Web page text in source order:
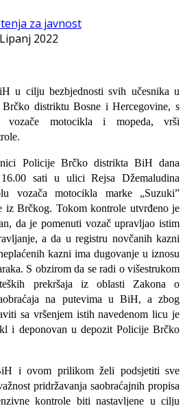
za javnost
2022
u cilju bezbjednosti svih učesnika u
Brčko distriktu Bosne i Hercegovine, s
vozače motocikla i mopeda, vrši
Policije Brčko distrikta BiH dana
sati u ulici Rejsa Džemaludina
vozača motocikla marke „Suzuki”
iz Brčkog. Tokom kontrole utvrđeno je
da je pomenuti vozač upravljao istim
a da u registru novčanih kazni
kazni ima dugovanje u iznosu
S obzirom da se radi o višestrukom
prekršaja iz oblasti Zakona o
na putevima u BiH, a zbog
sa vršenjem istih navedenom licu je
i deponovan u depozit Policije Brčko
i ovom prilikom želi podsjetiti sve
pridržavanja saobraćajnih propisa
kontrole biti nastavljene u cilju